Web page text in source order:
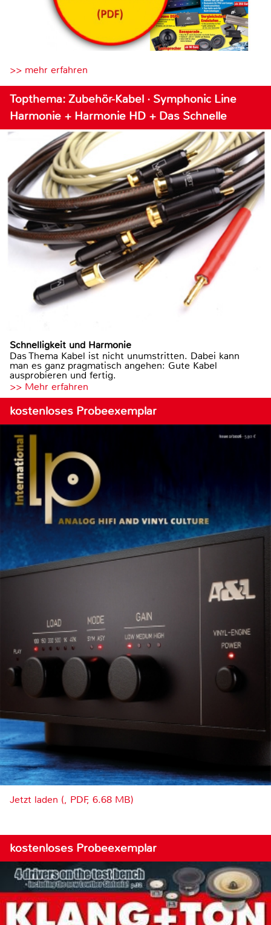
>> mehr erfahren
Topthema: Zubehör-Kabel · Symphonic Line
Harmonie + Harmonie HD + Das Schnelle
Schnelligkeit und Harmonie
Das Thema Kabel ist nicht unumstritten. Dabei kann
man es ganz pragmatisch angehen: Gute Kabel
ausprobieren und fertig.
>> Mehr erfahren
kostenloses Probeexemplar
Jetzt laden (, PDF, 6.68 MB)
kostenloses Probeexemplar